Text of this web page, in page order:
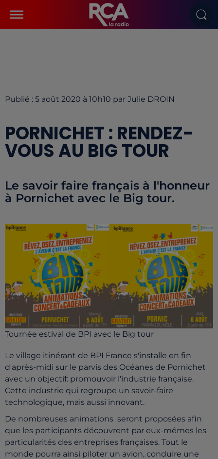
Publié : 5 août 2020 à 10h10 par Julie DROIN
PORNICHET : RENDEZ-
VOUS AU BIG TOUR
Le savoir faire français à l'honneur
à Pornichet avec le Big tour.
Tournée estival de BPI avec le Big tour
Le village itinérant de BPI France s'installe en fin
d'après-midi sur le parvis des Océanes de Pornichet
avec un objectif: promouvoir l'industrie française.
Cette industrie qui regroupe un savoir-faire
technologique, mais aussi innovant.
De nombreuses animations seront proposées afin
que les participants découvrent par eux-mêmes les
particularités des entreprises françaises. Tout le
monde pourra ainsi piloter un avion, conduire une